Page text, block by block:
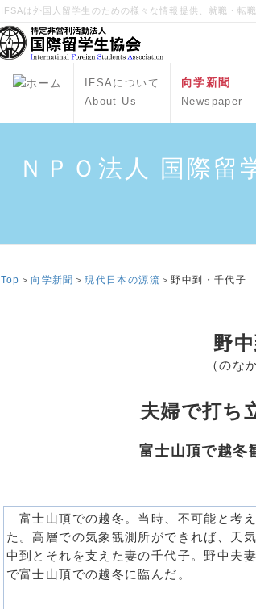
IFSAは外国人留学生のための様々な情報提供、就職・転
IFSAについて
About Us
向学新聞
Newspaper
ＮＰＯ法人 国際留
Top ＞向学新聞 ＞現代日本の源流 ＞野中到・千代子
野
（のな
夫婦で打ち
富士山頂で越冬
富士山頂での越冬。当時、不可能と考
た。高層での気象観測所ができれば、天
中到とそれを支えた妻の千代子。野中夫
で富士山頂での越冬に臨んだ。